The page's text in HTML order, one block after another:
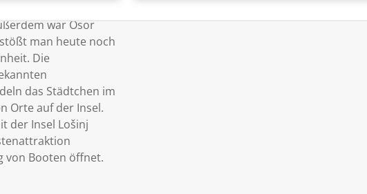
bedeutenden
war Osor
man heute noch
Die
das Städtchen im
Orte auf der Insel.
der Insel Lošinj
von Booten öffnet.